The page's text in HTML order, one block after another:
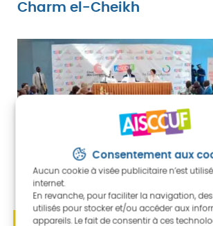
Consentement aux
Aucun cookie à visée publicitaire n’est
internet.
En revanche, pour faciliter la navigation,
utilisés pour stocker et/ou accéder aux
appareils. Le fait de consentir à ces
Charm el-Cheikh